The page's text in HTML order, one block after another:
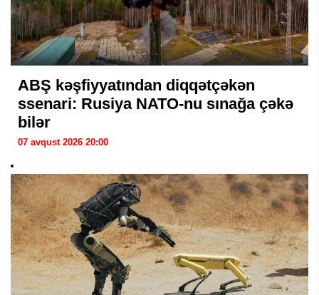
ABŞ kəşfiyyatından diqqətçəkən
ssenari: Rusiya NATO-nu sınağa çəkə
bilər
07 avqust 2026 20:00